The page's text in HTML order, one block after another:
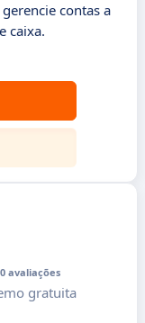
contas a
caixa.
avaliações
gratuita